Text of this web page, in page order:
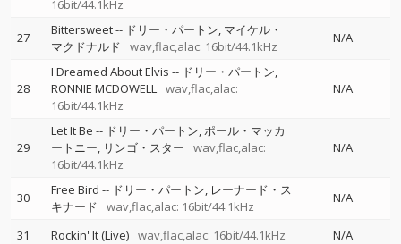
16bit/44.1kHz
27 Bittersweet-- ドリー・パートン マイケル・
マクドナルド
wav,flac,alac: 16bit/44.1kHz
N/A
28
I Dreamed About Elvis -- ドリー・パートン
RONNIE MCDOWELL wav,flac,alac:
16bit/44.1kHz
N/A
29
Let It Be -- ドリー・パートン ポール・マッカ
ートニー リンゴ・スター
wav,flac,alac:
16bit/44.1kHz
N/A
30 Free Bird -- ドリー・パートン レーナード・ス
キナード
wav,flac,alac: 16bit/44.1kHz
N/A
31 Rockin' It (Live) wav,flac,alac: 16bit/44.1kHz N/A